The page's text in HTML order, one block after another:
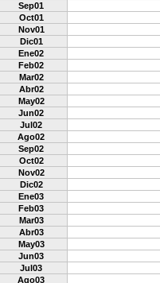
Sep01
Oct01
Nov01
Dic01
Ene02
Feb02
Mar02
Abr02
May02
Jun02
Jul02
Ago02
Sep02
Oct02
Nov02
Dic02
Ene03
Feb03
Mar03
Abr03
May03
Jun03
Jul03
Ago03